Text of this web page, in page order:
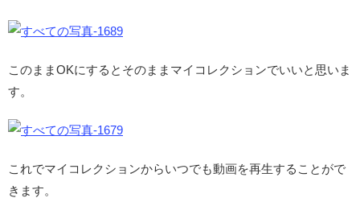
このままOKにするとそのままマイコレクションでいいと思いま
す。
これでマイコレクションからいつでも動画を再生することがで
きます。